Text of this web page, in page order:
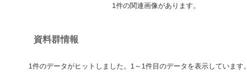
1件の関連画像があります。
資料群情報
1件のデータがヒットしました。1～1件目のデータを表示しています。